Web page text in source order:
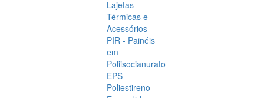
Lajetas
Térmicas e
Acessórios
PIR - Painéis
em
Poliisocianurato
EPS -
Poliestireno